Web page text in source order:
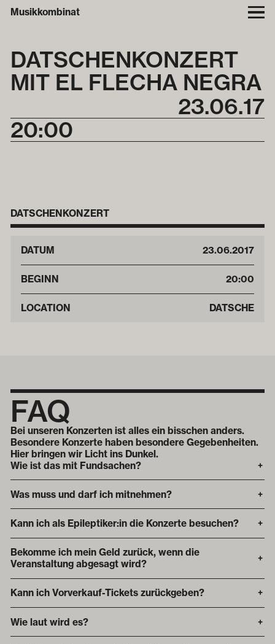
Musikkombinat
DATSCHEN­KONZERT
MIT EL FLECHA NEGRA
23.06.17
20:00
DATSCHENKONZERT
DATUM 23.06.2017
BEGINN 20:00
LOCATION DATSCHE
FAQ
Bei unseren Konzerten ist alles ein bisschen anders.
Besondere Konzerte haben besondere Gegebenheiten.
Hier bringen wir Licht ins Dunkel.
Wie ist das mit Fundsachen?
+
Was muss und darf ich mitnehmen? +
Kann ich als Epileptiker:in die Konzerte besuchen? +
Bekomme ich mein Geld zurück, wenn die
Veranstaltung abgesagt wird?
+
Kann ich Vorverkauf-Tickets zurückgeben? +
Wie laut wird es? +